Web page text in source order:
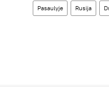
Pasaulyje Rusija